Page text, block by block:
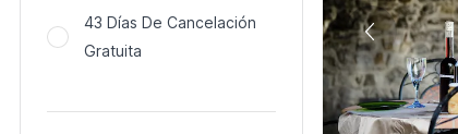
43 Días De Cancelación
Gratuita